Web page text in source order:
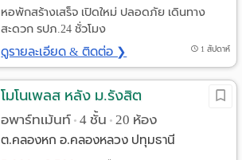
หอพักสร้างเสร็จ เปิดใหม่ ปลอดภัย เดินทาง
สะดวก รปภ.24 ชั่วโมง
ดูรายละเอียด & ติดต่อ ❯ 1 สัปดาห์
โมโนเพลส หลัง ม.รังสิต
อพาร์ทเม้นท์ • 4 ชั้น • 20 ห้อง
ต.คลองหก อ.คลองหลวง ปทุมธานี